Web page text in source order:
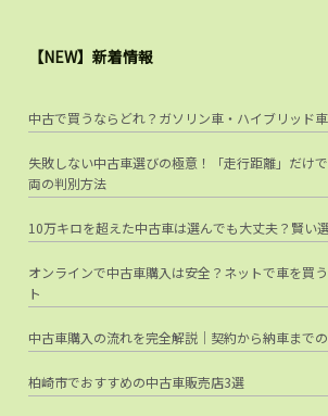
【NEW】新着情報
中古で買うならどれ？ガソリン車・ハイブリッド
失敗しない中古車選びの極意！「走行距離」だけ
両の判別方法
10万キロを超えた中古車は選んでも大丈夫？賢い
オンラインで中古車購入は安全？ネットで車を買
ト
中古車購入の流れを完全解説｜契約から納車まで
柏崎市でおすすめの中古車販売店3選